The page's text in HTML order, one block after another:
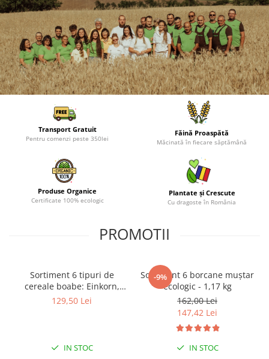
Transport Gratuit
Pentru comenzi peste 350lei
Făină Proaspătă
Măcinată în fiecare săptămână
Produse Organice
Certificate 100% ecologic
Plantate și Crescute
Cu dragoste în România
PROMOTII
Sortiment 6 tipuri de
cereale boabe: Einkorn,
Spelta, Emmer, Secară,
129,50 Lei
IN STOC
-9%
Sortiment 6 borcane muștar
ecologic - 1,17 kg
162,00 Lei
147,42 Lei
IN STOC